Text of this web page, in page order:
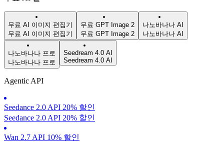
무료 AI 이미지 편집기
무료 AI 이미지 편집기
무료 GPT Image 2
무료 GPT Image 2
나노바나나 AI
나노바나나 AI
나노바나나 프로
나노바나나 프로
Seedream 4.0 AI
Seedream 4.0 AI
Agentic API
Seedance 2.0 API 20% 할인
Seedance 2.0 API 20% 할인
Wan 2.7 API 10% 할인